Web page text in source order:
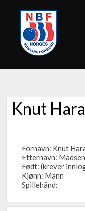
Knut
Fornavn: Knut
Etternavn: Madsen
Født: (krever
Kjønn: Mann
Spillehånd: